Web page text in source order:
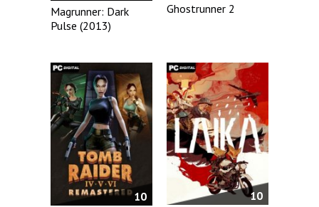
Magrunner: Dark
Pulse (2013)
Ghostrunner 2
10
10